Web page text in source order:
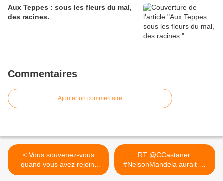
Aux Teppes : sous les fleurs du mal,
des racines.
Commentaires
Ajouter un commentaire
< Vous souvenez-vous
quand vous avez rejoint
Twitter...
RT @CCastaner:
#NelsonMandela aurait eu
100 ans... >